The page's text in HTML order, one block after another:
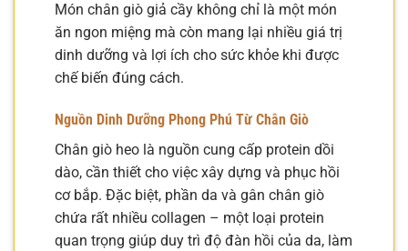
Món chân giò giả cầy không chỉ là một món
ăn ngon miệng mà còn mang lại nhiều giá trị
dinh dưỡng và lợi ích cho sức khỏe khi được
chế biến đúng cách.
Nguồn Dinh Dưỡng Phong Phú Từ Chân Giò
Chân giò heo là nguồn cung cấp protein dồi
dào, cần thiết cho việc xây dựng và phục hồi
cơ bắp. Đặc biệt, phần da và gân chân giò
chứa rất nhiều collagen – một loại protein
quan trọng giúp duy trì độ đàn hồi của da, làm